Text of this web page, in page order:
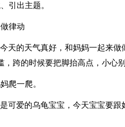
引出主题。
做律动
天的天气真好，和妈妈一起来
，跨的时候要把脚抬高点，小心别
爬一爬。
可爱的乌龟宝宝，今天宝宝要